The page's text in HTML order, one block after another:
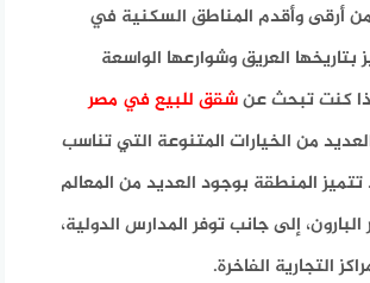
أرقى وأقدم المناطق السكنية في
بتاريخها العريق وشوارعها الواسعة
إذا كنت تبحث عنشقق للبيع في مصر
من الخيارات المتنوعة التي تناسب
تتميز المنطقة بوجود العديد من المعالم
إلى جانب توفر المدارس الدولية،
التجارية الفاخرة.